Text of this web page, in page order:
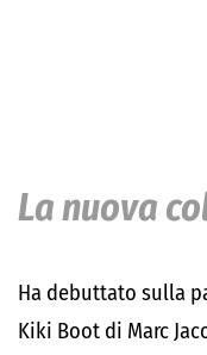
La nuova
Ha debuttato sulla
Kiki Boot di Marc